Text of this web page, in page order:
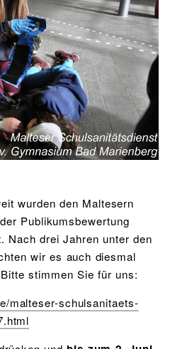
Schulbuchausleihe
Ernährungskonzept
Wettkämpfe
wurden den Maltesern
Publikumsbewertung
Nach drei Jahren unter den
wir es auch diesmal
stimmen Sie für uns:
malteser-schulsanitaets-